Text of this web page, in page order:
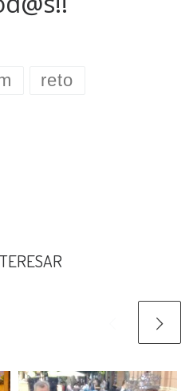
reto